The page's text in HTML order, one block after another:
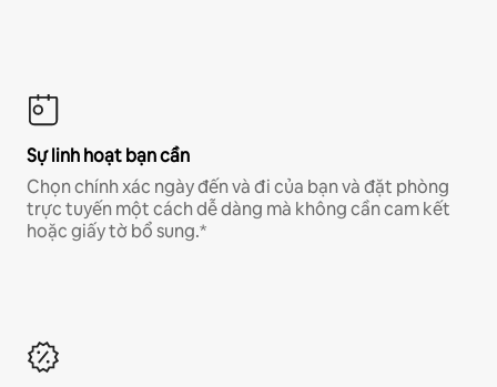
Sự linh hoạt bạn cần
Chọn chính xác ngày đến và đi của bạn và đặt phòng
trực tuyến một cách dễ dàng mà không cần cam kết
hoặc giấy tờ bổ sung.*